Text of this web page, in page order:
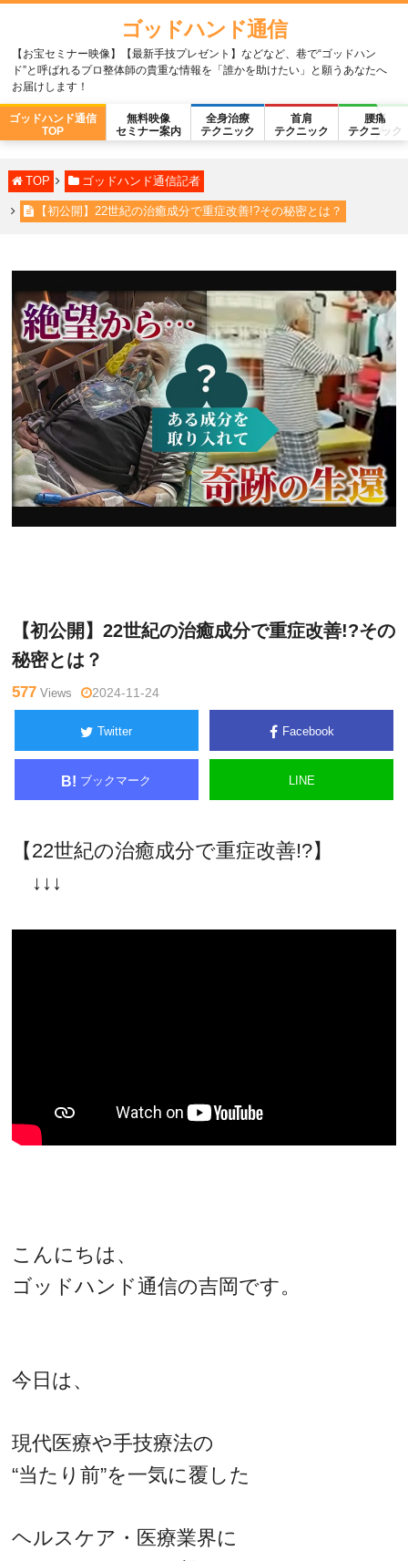
ゴッドハンド通信
【お宝セミナー映像】【最新手技プレゼント】などなど、巷で“ゴッドハン
ド”と呼ばれるプロ整体師の貴重な情報を「誰かを助けたい」と願うあなたへ
お届けします！
ゴッドハンド通信
TOP
無料映像
セミナー案内
全身治療
テクニック
首肩
テクニック
腰痛
テクニック
TOP ゴッドハンド通信記者
【初公開】22世紀の治癒成分で重症改善!?その秘密とは？
【初公開】22世紀の治癒成分で重症改善!?その
秘密とは？
577 Views 2024-11-24
Twitter Facebook
B! ブックマーク LINE
【22世紀の治癒成分で重症改善!?】
↓↓↓
こんにちは、
ゴッドハンド通信の吉岡です。
今日は、
現代医療や手技療法の
“当たり前”を一気に覆した
ヘルスケア・医療業界に